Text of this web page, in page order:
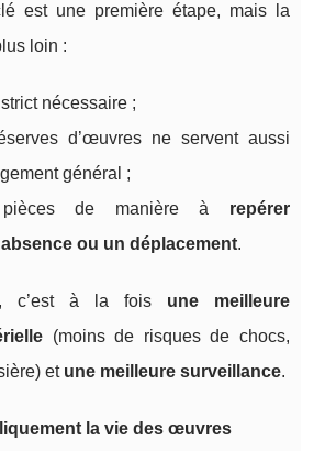
est une première étape, mais la
loin :
nécessaire ;
d’œuvres ne servent aussi
général ;
pièces de manière à repérer
ou un déplacement.
c’est à la fois une meilleure
(moins de risques de chocs,
et une meilleure surveillance.
la vie des œuvres